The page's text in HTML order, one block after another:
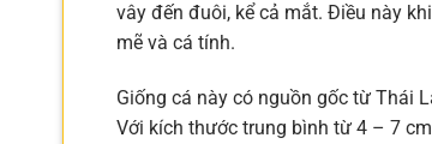
vây đến đuôi, kể cả mắt. Điều này
mẽ và cá tính.
Giống cá này có nguồn gốc từ Thái
Với kích thước trung bình từ 4 – 7